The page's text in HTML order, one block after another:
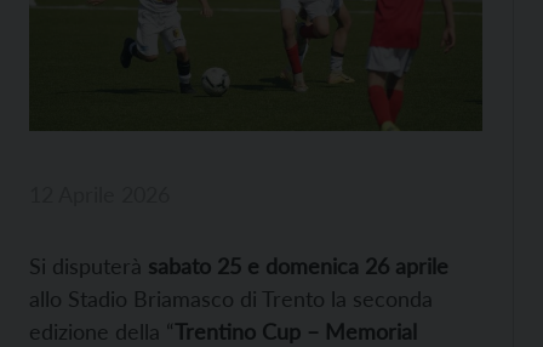
Si disputerà sabato 25 e domenica 26 aprile
allo Stadio Briamasco di Trento la seconda
edizione della “Trentino Cup – Memorial